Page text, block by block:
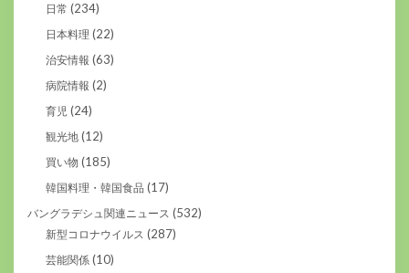
日常 (234)
日本料理 (22)
治安情報 (63)
病院情報 (2)
育児 (24)
観光地 (12)
買い物 (185)
韓国料理・韓国食品 (17)
バングラデシュ関連ニュース (532)
新型コロナウイルス (287)
芸能関係 (10)